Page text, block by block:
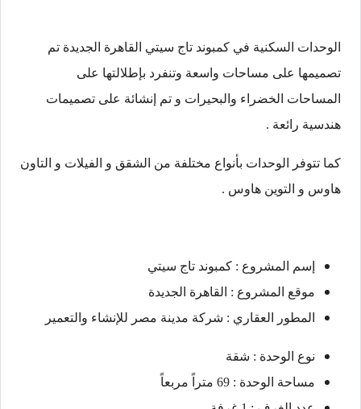
الوحدات السكنية في كمبوند تاج سيتي القاهرة الجديدة تم
تصميمها على مساحات واسعة وتنفرد بإطلالتها على
المساحات الخضراء والبحيرات و تم إنشائة على تصميمات
هندسية رائعة .
كما تتوفر الوحدات بأنواع مختلفة من الشقق و الفيلات و التاون
هاوس و التوين هاوس .
إسم المشروع : كمبوند تاج سيتي
موقع المشروع : القاهرة الجديدة
المطور العقاري : شركة مدينة مصر للإنشاء والتعمير
نوع الوحدة : شقة
مساحة الوحدة : 69 متراً مربعاً